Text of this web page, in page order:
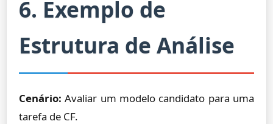
6. Exemplo de
Estrutura de Análise
Cenário: Avaliar um modelo candidato para uma
tarefa de CF.